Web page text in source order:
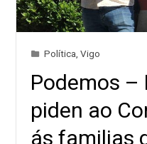
Política ,Vigo
Podemos –
piden ao
ás familias